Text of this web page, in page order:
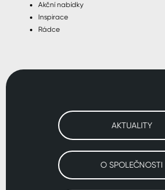
Akční nabídky
Inspirace
Rádce
AKTUALITY
O SPOLEČNOSTI